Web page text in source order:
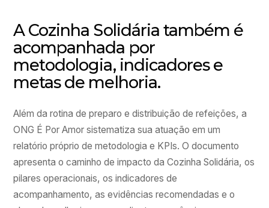
A Cozinha Solidária também é
acompanhada por
metodologia, indicadores e
metas de melhoria.
Além da rotina de preparo e distribuição de refeições, a
ONG É Por Amor sistematiza sua atuação em um
relatório próprio de metodologia e KPIs. O documento
apresenta o caminho de impacto da Cozinha Solidária, os
pilares operacionais, os indicadores de
acompanhamento, as evidências recomendadas e o